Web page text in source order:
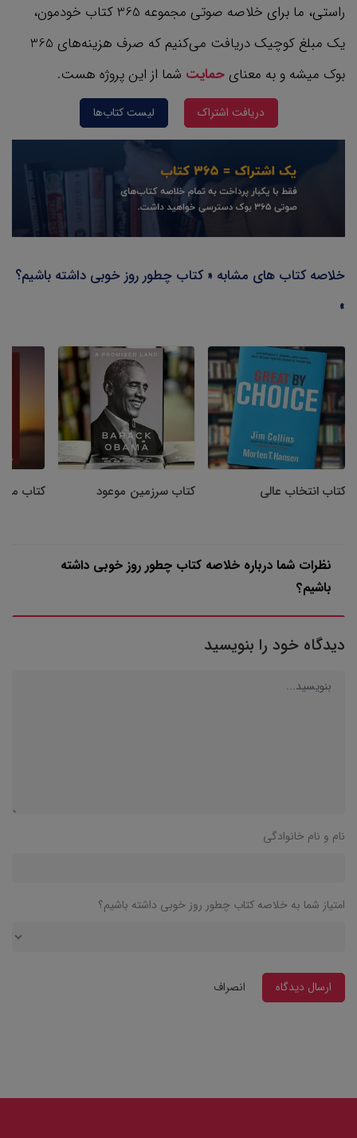
راستی، ما برای خلاصه صوتی مجموعه 365 کتاب‌ خودمون،
یک مبلغ کوچیک دریافت می‌کنیم که صرف هزینه‌های 365
بوک میشه و به معنای حمایت شما از این پروژه هست.
دریافت اشتراک لیست کتاب‌ها
خلاصه کتاب های مشابه « کتاب چطور روز خوبی داشته باشیم؟
»
کتاب انتخاب عالی کتاب سرزمین موعود کتاب مرا
نظرات شما درباره خلاصه کتاب چطور روز خوبی داشته
باشیم؟
دیدگاه خود را بنویسید
نام و نام خانوادگی
امتیاز شما به خلاصه کتاب چطور روز خوبی داشته باشیم؟
ارسال دیدگاه انصراف